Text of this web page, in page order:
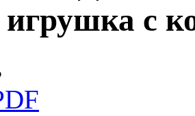
игрушка с